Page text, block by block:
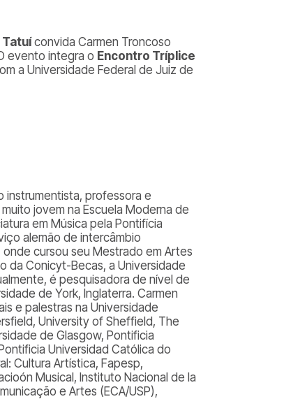
Tatuíconvida Carmen Troncoso
evento integra o Encontro Tríplice
a Universidade Federal de Juiz de
instrumentista, professora e
jovem na Escuela Moderna de
em Música pela Pontifícia
alemão de intercâmbio
cursou seu Mestrado em Artes
da Conicyt-Becas, a Universidade
é pesquisadora de nível de
de York, Inglaterra. Carmen
e palestras na Universidade
University of Sheffield, The
de Glasgow, Pontificia
Universidad Católica do
Cultura Artística, Fapesp,
Musical, Instituto Nacional de la
e Artes (ECA/USP),